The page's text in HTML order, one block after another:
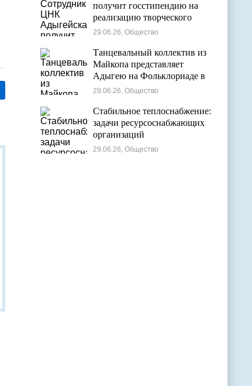
получит госстипендию на
реализацию творческого
проекта в области
29.06.26, Общество
Танцевальный коллектив из
Майкопа представляет
Адыгею на Фольклориаде в
Уфе
29.06.26, Общество
Стабильное теплоснабжение:
задачи ресурсоснабжающих
организаций
29.06.26, Общество